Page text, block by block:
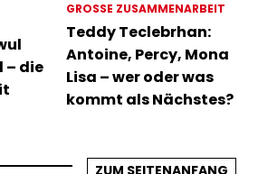
– die
GROSSE ZUSAMMENARBEIT
Teddy Teclebrhan:
Antoine, Percy, Mona
Lisa – wer oder was
kommt als Nächstes?
ZUM SEITENANFANG